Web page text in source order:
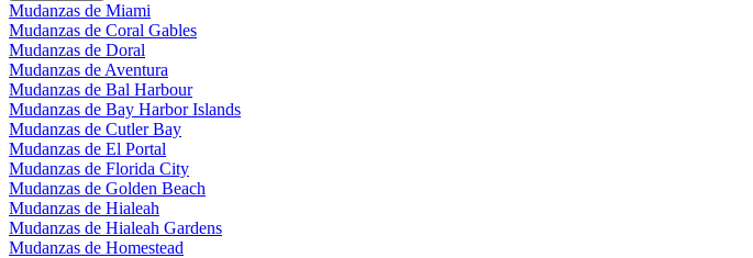
Mudanzas de Miami
Mudanzas de Coral Gables
Mudanzas de Doral
Mudanzas de Aventura
Mudanzas de Bal Harbour
Mudanzas de Bay Harbor Islands
Mudanzas de Cutler Bay
Mudanzas de El Portal
Mudanzas de Florida City
Mudanzas de Golden Beach
Mudanzas de Hialeah
Mudanzas de Hialeah Gardens
Mudanzas de Homestead